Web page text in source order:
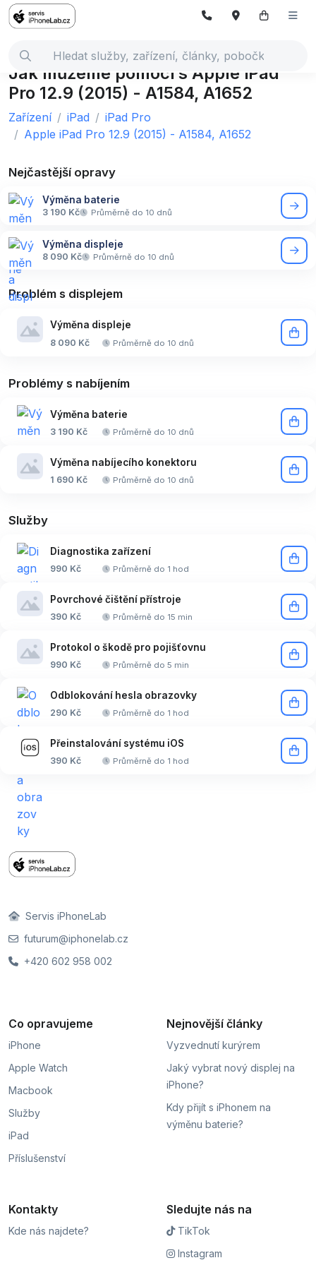
Jak můžeme pomoci s Apple iPad
Pro 12.9 (2015) - A1584, A1652
Zařízení iPad
iPad Pro
Apple iPad Pro 12.9 (2015) - A1584, A1652
Nejčastější opravy
Výměna baterie
3 190 Kč Průměrně do 10 dnů
Výměna displeje
8 090 Kč Průměrně do 10 dnů
Problém s displejem
Výměna displeje
8 090 Kč Průměrně do 10 dnů
Problémy s nabíjením
Výměna baterie
3 190 Kč Průměrně do 10 dnů
Výměna nabíjecího konektoru
1 690 Kč Průměrně do 10 dnů
Služby
Diagnostika zařízení
990 Kč Průměrně do 1 hod
Povrchové čištění přístroje
390 Kč Průměrně do 15 min
Protokol o škodě pro pojišťovnu
990 Kč Průměrně do 5 min
Odblokování hesla obrazovky
290 Kč Průměrně do 1 hod
Přeinstalování systému iOS
390 Kč Průměrně do 1 hod
Servis iPhoneLab
futurum@iphonelab.cz
+420 602 958 002
Co opravujeme
iPhone
Apple Watch
Macbook
Služby
iPad
Příslušenství
Nejnovější články
Vyzvednutí kurýrem
Jaký vybrat nový displej na
iPhone?
Kdy přijít s iPhonem na
výměnu baterie?
Kontakty
Kde nás najdete?
Sledujte nás na
TikTok
Instagram